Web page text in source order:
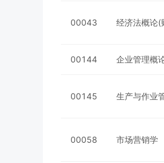
00043 经济法概论(
00144 企业管理概
00145 生产与作业
00058 市场营销学